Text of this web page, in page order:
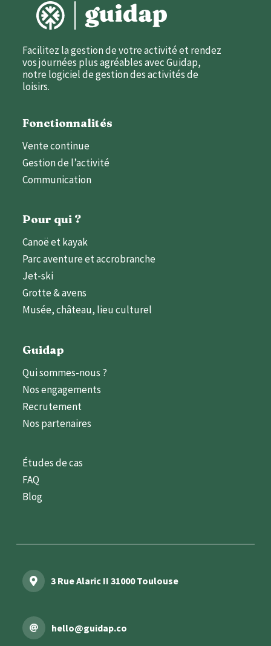
Facilitez la gestion de votre activité et rendez
vos journées plus agréables avec Guidap,
notre logiciel de gestion des activités de
loisirs.
Fonctionnalités
Vente continue
Gestion de l’activité
Communication
Pour qui ?
Canoë et kayak
Parc aventure et accrobranche
Jet-ski
Grotte & avens
Musée, château, lieu culturel
Guidap
Qui sommes-nous ?
Nos engagements
Recrutement
Nos partenaires
Études de cas
FAQ
Blog
3 Rue Alaric II 31000 Toulouse
hello@guidap.co